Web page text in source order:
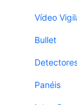
Vídeo
Bullet
Panéis